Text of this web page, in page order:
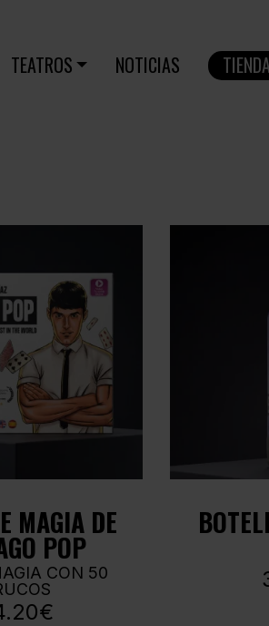
TEATROS NOTICIAS TIENDA
MAGIA DE
POP
CON 50